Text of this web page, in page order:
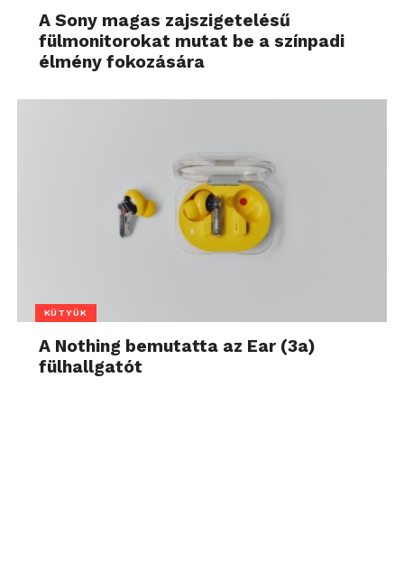
A Sony magas zajszigetelésű
fülmonitorokat mutat be a színpadi
élmény fokozására
KÜTYÜK
A Nothing bemutatta az Ear (3a)
fülhallgatót